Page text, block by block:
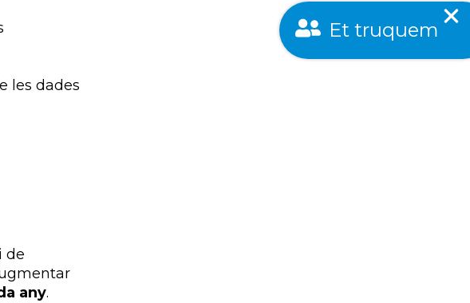
les dades
de
any.
Et truquem